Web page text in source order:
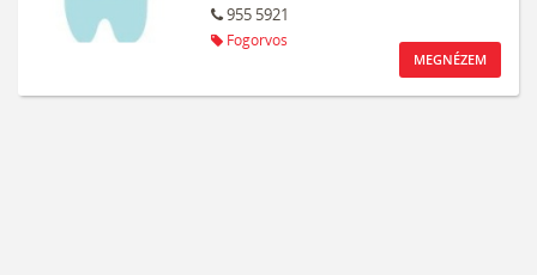
955 5921
Fogorvos
MEGNÉZEM